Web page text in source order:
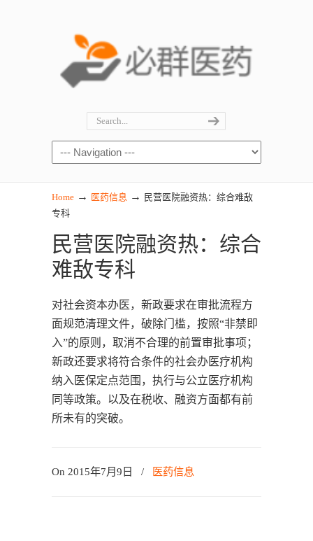
Home → 医药信息 → 民营医院融资热：综合难敌
专科
民营医院融资热：综合
难敌专科
对社会资本办医，新政要求在审批流程方
面规范清理文件，破除门槛，按照“非禁即
入”的原则，取消不合理的前置审批事项；
新政还要求将符合条件的社会办医疗机构
纳入医保定点范围，执行与公立医疗机构
同等政策。以及在税收、融资方面都有前
所未有的突破。
On 2015年7月9日 / 医药信息